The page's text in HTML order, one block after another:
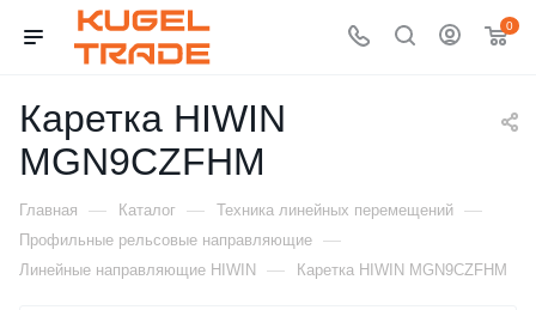
0
Каретка HIWIN
MGN9CZFHM
Главная — Каталог — Техника линейных перемещений —
Профильные рельсовые направляющие —
Линейные направляющие HIWIN — Каретка HIWIN MGN9CZFHM